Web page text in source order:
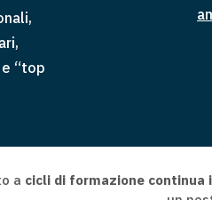
“top
a cicli di formazione continua